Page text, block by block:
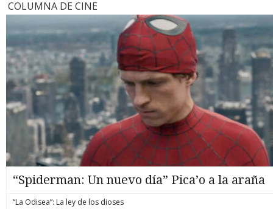
COLUMNA DE CINE
“Spiderman: Un nuevo día” Pica’o a la araña
“La Odisea”: La ley de los dioses